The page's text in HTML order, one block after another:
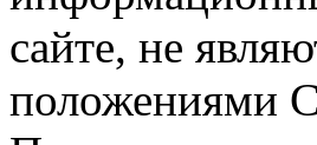
сайте, не
положениями